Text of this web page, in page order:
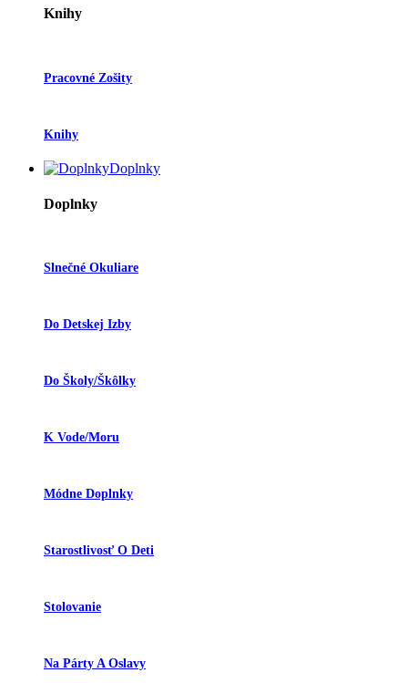
Knihy
Pracovné Zošity
Knihy
Doplnky
Doplnky
Slnečné Okuliare
Do Detskej Izby
Do Školy/škôlky
K Vode/moru
Módne Doplnky
Starostlivosť O Deti
Stolovanie
Na Párty A Oslavy